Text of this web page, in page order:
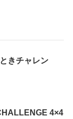
きチャレン
4×4